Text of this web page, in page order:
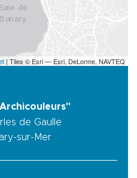
| Tiles © Esri — Esri, DeLorme, NAVTEQ
de Gaulle
sur-Mer